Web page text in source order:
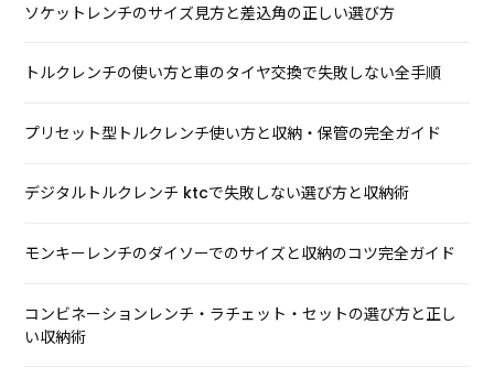
ソケットレンチのサイズ見方と差込角の正しい選び方
トルクレンチの使い方と車のタイヤ交換で失敗しない全手順
プリセット型トルクレンチ使い方と収納・保管の完全ガイド
デジタルトルクレンチ ktcで失敗しない選び方と収納術
モンキーレンチのダイソーでのサイズと収納のコツ完全ガイド
コンビネーションレンチ・ラチェット・セットの選び方と正し
い収納術